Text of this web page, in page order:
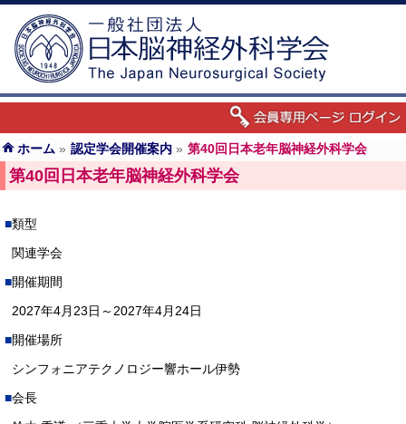
ホーム » 認定学会開催案内 » 第40回日本老年脳神経外科学会
第40回日本老年脳神経外科学会
類型
関連学会
開催期間
2027年4月23日～2027年4月24日
開催場所
シンフォニアテクノロジー響ホール伊勢
会長